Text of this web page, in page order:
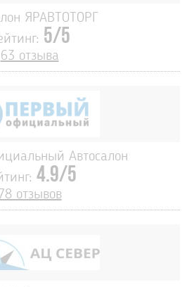
ЯРАВТОТОРГ
5/5
63 отзыва
Автосалон
4.9/5
78 отзывов